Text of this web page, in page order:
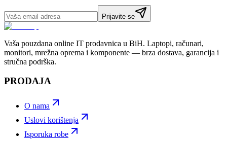
Prijavite se
Vaša pouzdana online IT prodavnica u BiH. Laptopi, računari,
monitori, mrežna oprema i komponente — brza dostava, garancija i
stručna podrška.
PRODAJA
O nama
Uslovi korištenja
Isporuka robe